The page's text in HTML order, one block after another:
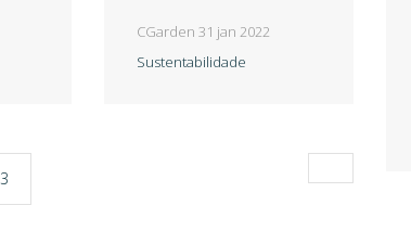
CGarden 31 jan 2022
Sustentabilidade
3